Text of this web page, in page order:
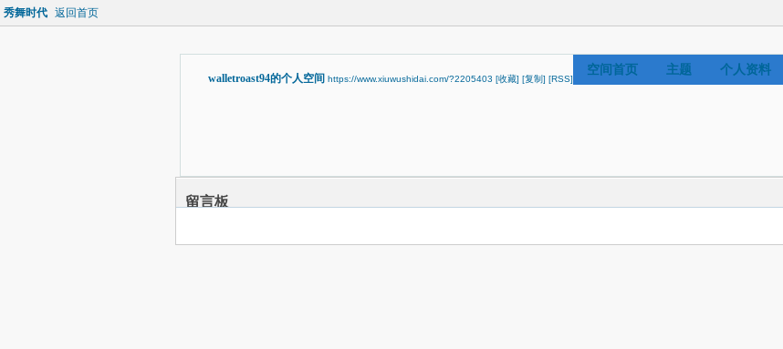
秀舞时代 返回首页
walletroast94的个人空间 https://www.xiuwushidai.com/?2205403 [收藏] [复制] [RSS]
空间首页 主题 个人资料
留言板